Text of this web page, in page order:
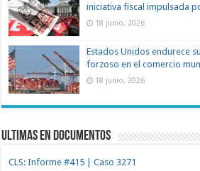
iniciativa fiscal impulsada
18 junio, 2026
Estados Unidos endurece
forzoso en el comercio
18 junio, 2026
Ultimas en documentos
CLS: Informe #415 | Caso 3271